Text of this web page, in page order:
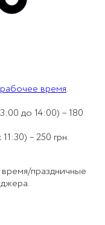
рабочее время.
до 14:00) – 180
– 250 грн.
праздничные